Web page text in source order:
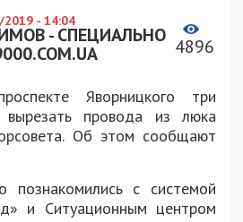
- 14:04
- СПЕЦИАЛЬНО 4896
Яворницкого три
вырезать провода из люка
Об этом сообщают
познакомились с системой
и Ситуационным центром